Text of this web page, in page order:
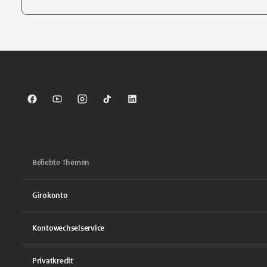
Sparkasse auf Facebook
Sparkasse auf Youtube
Sparkasse auf Instagram
Sparkasse auf TikTok
Sparkasse auf LinkedIn
Beliebte Themen
Girokonto
Kontowechselservice
Privatkredit